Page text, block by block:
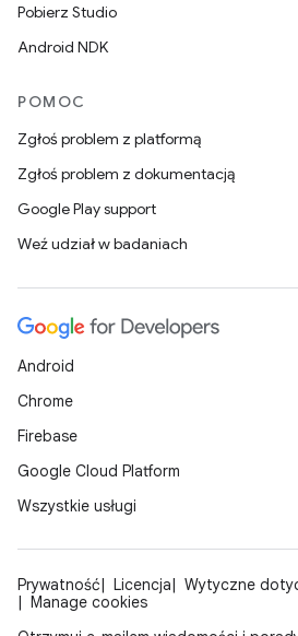
Pobierz Studio
Android NDK
POMOC
Zgłoś problem z platformą
Zgłoś problem z dokumentacją
Google Play support
Weź udział w badaniach
Android
Chrome
Firebase
Google Cloud Platform
Wszystkie usługi
Prywatność Licencja
Wytyczne
Manage cookies